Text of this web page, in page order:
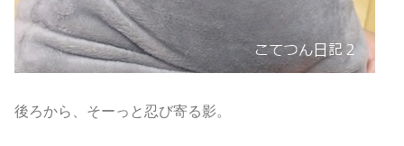
後ろから、そーっと忍び寄る影。